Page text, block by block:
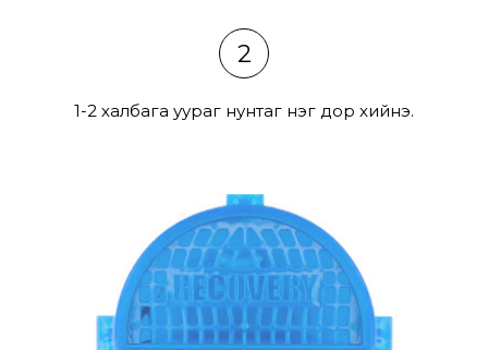
2
1-2 халбага уураг нунтаг нэг дор хийнэ.